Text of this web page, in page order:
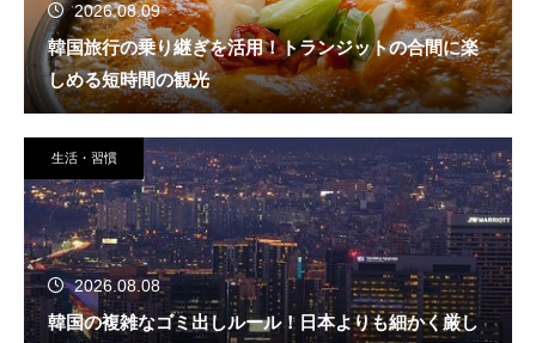
2026.08.09
韓国旅行の乗り継ぎを活用！トランジットの合間に楽
しめる短時間の観光
生活・習慣
2026.08.08
韓国の複雑なゴミ出しルール！日本よりも細かく厳し